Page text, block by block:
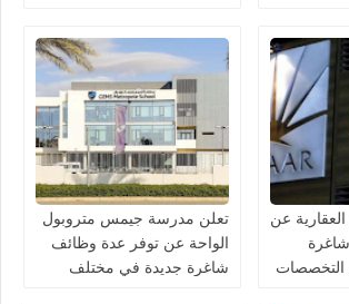
في دبي وأبوظبي
عن
تعلن مدرسة جيمس متروبول
الواحة عن توفر عدة وظائف
شاغرة جديدة في مختلف